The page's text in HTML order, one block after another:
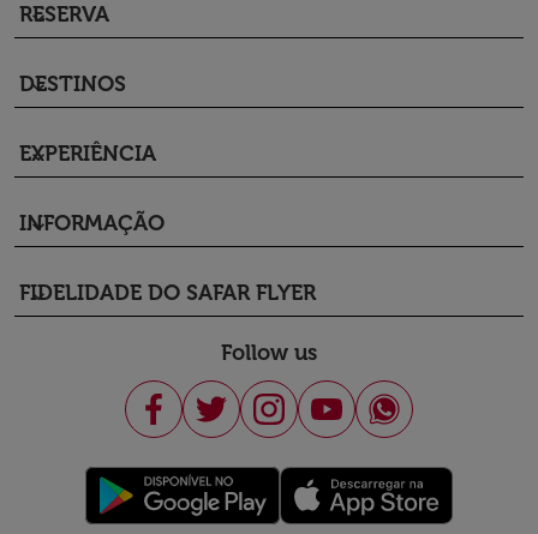
RESERVA
keyboard_arrow_down
DESTINOS
keyboard_arrow_down
EXPERIÊNCIA
keyboard_arrow_down
INFORMAÇÃO
keyboard_arrow_down
FIDELIDADE DO SAFAR FLYER
keyboard_arrow_down
Follow us